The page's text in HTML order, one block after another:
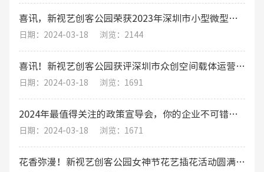
喜讯，新视艺创客公园荣获2023年深圳市小型微型企业创业创新示范基地
日期：2024-03-18 浏览：2144
喜讯！新视艺创客公园获评深圳市众创空间载体运营评价A级（优秀）
日期：2024-03-18 浏览：1691
2024年最值得关注的政策宣导会，你的企业不可错过的发展机遇
日期：2024-03-18 浏览：1671
花香弥漫！新视艺创客公园女神节花艺插花活动圆满结束